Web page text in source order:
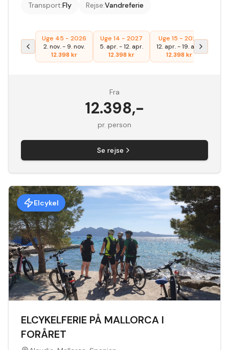
Transport:Fly Rejse:Vandreferie
Uge 45 - 2026
2. nov.- 9. nov.
12.398 kr
Uge 14 - 2027
5. apr.-12. apr.
12.398 kr
Uge 15 - 2027
12. apr.-19. apr.
12.398 kr
Fra
12.398,-
pr. person
Se rejse
Elcykel
ELCYKELFERIE PÅ MALLORCA I
FORÅRET